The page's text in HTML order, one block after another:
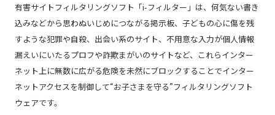
有害サイトフィルタリングソフト「i-フィルター」は、何気ない書き
込みなどから思わぬいじめにつながる掲示板、子どもの心に傷を残
すような犯罪や自殺、出会い系のサイト、不用意な入力が個人情報
漏えいにいたるプロフや詐欺まがいのサイトなど、これらインター
ネット上に無数に広がる危険を未然にブロックすることでインター
ネットアクセスを制御して“お子さまを守る”フィルタリングソフト
ウェアです。